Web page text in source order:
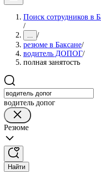
Поиск сотрудников в
/
... /
резюме в Баксане/
водитель ДОПОГ/
полная занятость
водитель допог
Резюме
Найти